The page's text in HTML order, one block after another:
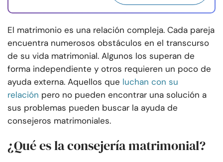
El matrimonio es una relación compleja. Cada pareja
encuentra numerosos obstáculos en el transcurso
de su vida matrimonial. Algunos los superan de
forma independiente y otros requieren un poco de
ayuda externa. Aquellos que luchan con su
relación pero no pueden encontrar una solución a
sus problemas pueden buscar la ayuda de
consejeros matrimoniales.
¿Qué es la consejería matrimonial?